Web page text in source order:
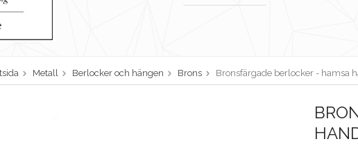
Metall Berlocker och hängen Brons Bronsfärgade berlocker - hamsa